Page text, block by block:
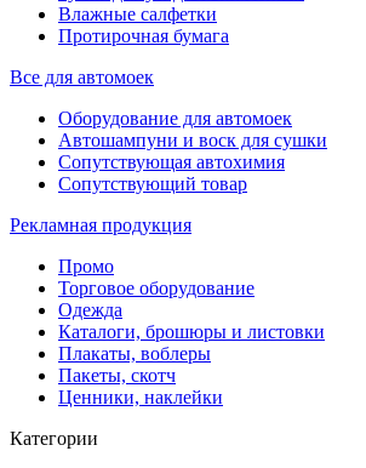
Влажные салфетки
Протирочная бумага
Все для автомоек
Оборудование для автомоек
Автошампуни и воск для сушки
Сопутствующая автохимия
Сопутствующий товар
Рекламная продукция
Промо
Торговое оборудование
Одежда
Каталоги, брошюры и листовки
Плакаты, воблеры
Пакеты, скотч
Ценники, наклейки
Категории